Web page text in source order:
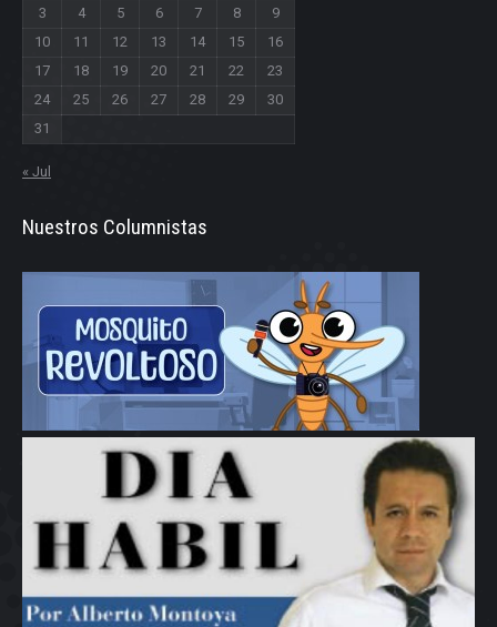
3
4 5 6 7 8
9
10
11 12 13 14 15
16
17
18 19 20 21 22
23
24
25 26 27 28 29
30
31
« Jul
Nuestros Columnistas